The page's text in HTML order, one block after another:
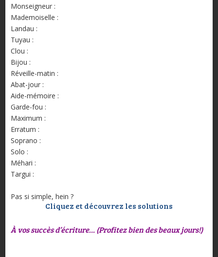
Monseigneur :
Mademoiselle :
Landau :
Tuyau :
Clou :
Bijou :
Réveille-matin :
Abat-jour :
Aide-mémoire :
Garde-fou :
Maximum :
Erratum :
Soprano :
Solo :
Méhari :
Targui :
Pas si simple, hein ?
Cliquez et découvrez les solutions
À vos succès d’écriture… (Profitez bien des beaux jours!)